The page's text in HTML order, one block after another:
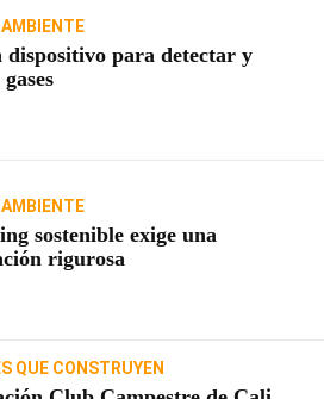
dispositivo para detectar y
sostenible exige una
rigurosa
QUE CONSTRUYEN